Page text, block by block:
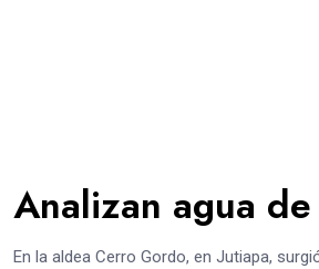
Analizan agua
En la aldea Cerro Gordo, en Jutiapa,